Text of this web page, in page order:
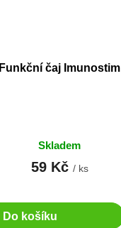
Funkční čaj Imunostim
Skladem
59 Kč / ks
Do košíku